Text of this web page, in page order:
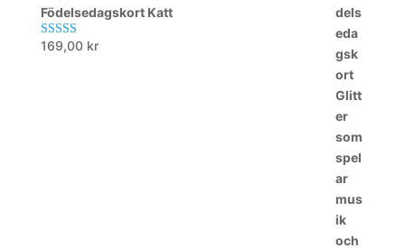
Födelsedagskort Katt
Betygsatt
169,00 kr